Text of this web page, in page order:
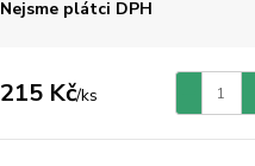
Nejsme plátci DPH
215 Kč/ks